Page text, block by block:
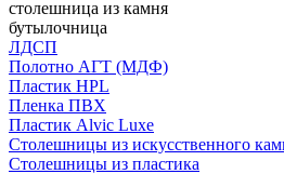
столешница из камня
бутылочница
ЛДСП
Полотно АГТ (МДФ)
Пластик HPL
Пленка ПВХ
Пластик Alvic Luxe
Столешницы из искусственного
Столешницы из пластика